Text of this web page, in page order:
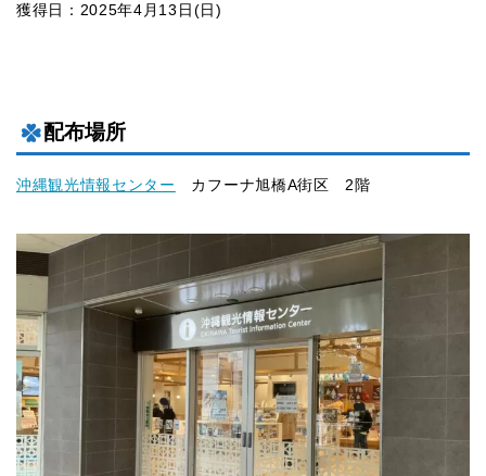
獲得日：2025年4月13日(日)
配布場所
沖縄観光情報センター カフーナ旭橋A街区 2階